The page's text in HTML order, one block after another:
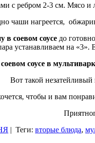
с ребром 2-3 см. Мясо
чаши нагреется,
в соевом соусе до
устанавливаем на
соусе в
Вот такой
чтобы и вам
| Теги: вторые блюда,